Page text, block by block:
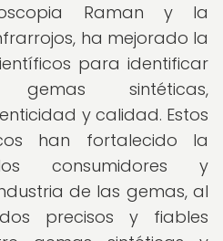
Raman y la
ha mejorado la
para identificar
sintéticas,
y calidad. Estos
han fortalecido la
consumidores y
de las gemas, al
precisos y fiables